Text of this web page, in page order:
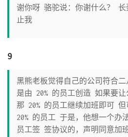
谢你呀 骆驼说：你谢什么？ 长
止我
9
黑熊老板觉得自己的公司符合
是由 20% 的员工创造 如果要
那 20% 的员工继续加班即可
20% 的员工 于是，他想一个办
员工签 签协议的，声明同意加